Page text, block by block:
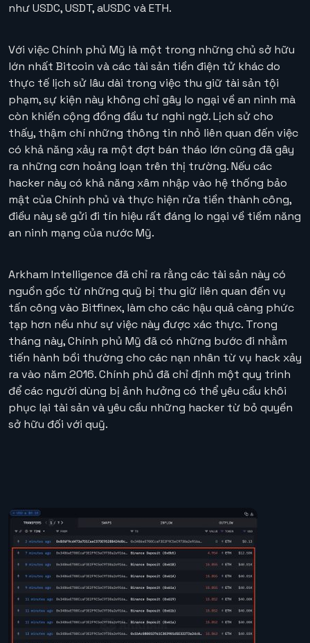
như USDC, USDT, aUSDC và ETH.
Với việc Chính phủ Mỹ là một trong những chủ sở hữu
lớn nhất Bitcoin và các tài sản tiền điện tử khác do
thực tế lịch sử lâu dài trong việc thu giữ tài sản tội
phạm, sự kiện này không chỉ gây lo ngại về an ninh mà
còn khiến cộng đồng đầu tư nghi ngờ. Lịch sử cho
thấy, thậm chí những thông tin nhỏ liên quan đến việc
có khả năng xảy ra một đợt bán tháo lớn cũng đã gây
ra những cơn hoảng loạn trên thị trường. Nếu các
hacker này có khả năng xâm nhập vào hệ thống bảo
mật của Chính phủ và thực hiện rửa tiền thành công,
điều này sẽ gửi đi tín hiệu rất đáng lo ngại về tiềm năng
an ninh mạng của nước Mỹ.
Arkham Intelligence đã chỉ ra rằng các tài sản này có
nguồn gốc từ những quỹ bị thu giữ liên quan đến vụ
tấn công vào Bitfinex, làm cho các hậu quả càng phức
tạp hơn nếu như sự việc này được xác thực. Trong
tháng này, Chính phủ Mỹ đã có những bước đi nhằm
tiến hành bồi thường cho các nạn nhân từ vụ hack xảy
ra vào năm 2016. Chính phủ đã chỉ định một quy trình
để các người dùng bị ảnh hưởng có thể yêu cầu khôi
phục lại tài sản và yêu cầu những hacker từ bỏ quyền
sở hữu đối với quỹ.